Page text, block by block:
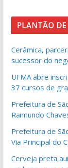
PLANTÃO
Cerâmica,
sucessor do
UFMA abre
37 cursos de
Prefeitura de
Raimundo
Prefeitura de
Via Principal do
Cerveja preta